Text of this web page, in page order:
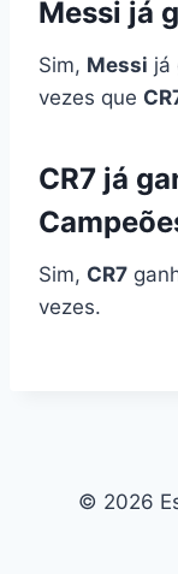
Messi já
Sim, Messi já
vezes que
CR7 já
Sim, CR7
vezes.
© 2026